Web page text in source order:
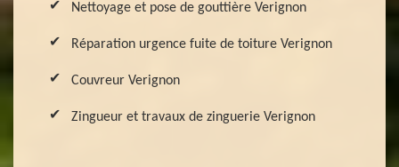
Nettoyage et pose de gouttière Verignon
Réparation urgence fuite de toiture Verignon
Couvreur Verignon
Zingueur et travaux de zinguerie Verignon